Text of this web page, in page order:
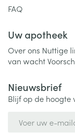
FAQ
Uw apotheek
Over ons Nuttige
van wacht
Nieuwsbrief
Blijf op de hoogte